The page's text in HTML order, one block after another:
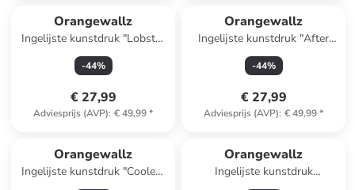
Orangewallz
Ingelijste kunstdruk "Lobster
Blue Pink"
-44%
€ 27,99
Adviesprijs (AVP): € 49,99*
Orangewallz
Ingelijste kunstdruk "After
Swimming"
-44%
€ 27,99
Adviesprijs (AVP): € 49,99*
Orangewallz
Ingelijste kunstdruk "Coolest
Orangewallz
Ingelijste kunstdruk